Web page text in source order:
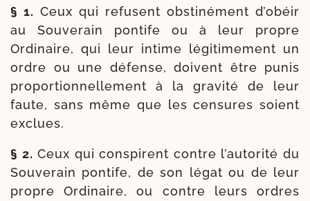
§ 1. Ceux qui refusent obs­ti­né­ment d’obéir
au Souverain pon­tife ou à leur propre
Ordinaire, qui leur intime légi­ti­me­ment un
ordre ou une défense, doivent être punis
pro­por­tion­nel­le­ment à la gra­vi­té de leur
faute, sans même que les cen­sures soient
exclues.
§ 2. Ceux qui conspirent contre l’autorité du
Souverain pon­tife, de son légat ou de leur
propre Ordinaire, ou contre leurs ordres